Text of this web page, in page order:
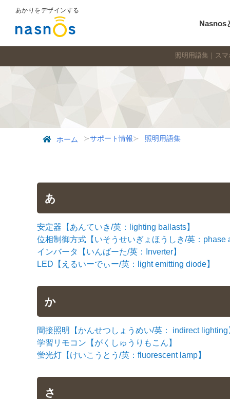
あかりをデザインする
Nasnos
照明用語集｜ス
ホーム サポート情報 照明用語集
あ
安定器【あんていき/英：lighting ballasts】
位相制御方式【いそうせいぎょほうしき/英：phase
インバータ【いんばーた/英：Inverter】
LED【えるいーでぃー/英：light emitting diode】
か
間接照明【かんせつしょうめい/英： indirect lighting
学習リモコン【がくしゅうりもこん】
蛍光灯【けいこうとう/英：fluorescent lamp】
さ